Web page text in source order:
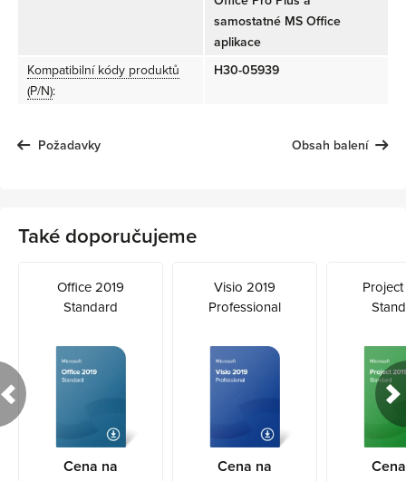
samostatné MS Office
aplikace
Kompatibilní kódy produktů
(P/N):
H30-05939
Požadavky Obsah balení
Také doporučujeme
Office 2019
Standard
Cena na
Visio 2019
Professional
Cena na